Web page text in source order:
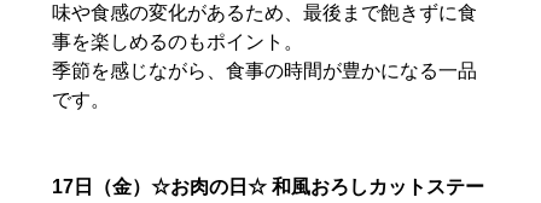
味や食感の変化があるため、最後まで飽きずに食
事を楽しめるのもポイント。
季節を感じながら、食事の時間が豊かになる一品
です。
17日（金）☆お肉の日☆ 和風おろしカットステー